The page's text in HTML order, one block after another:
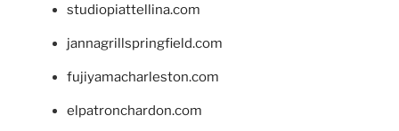
studiopiattellina.com
jannagrillspringfield.com
fujiyamacharleston.com
elpatronchardon.com